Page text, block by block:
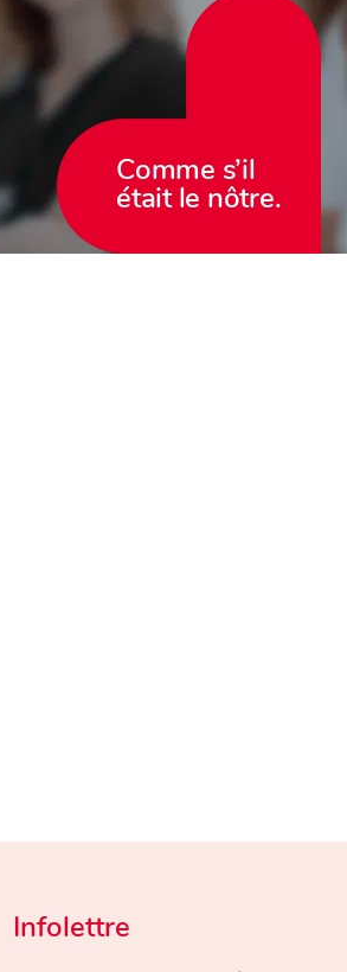
Comme s’il
était le nôtre.
Infolettre